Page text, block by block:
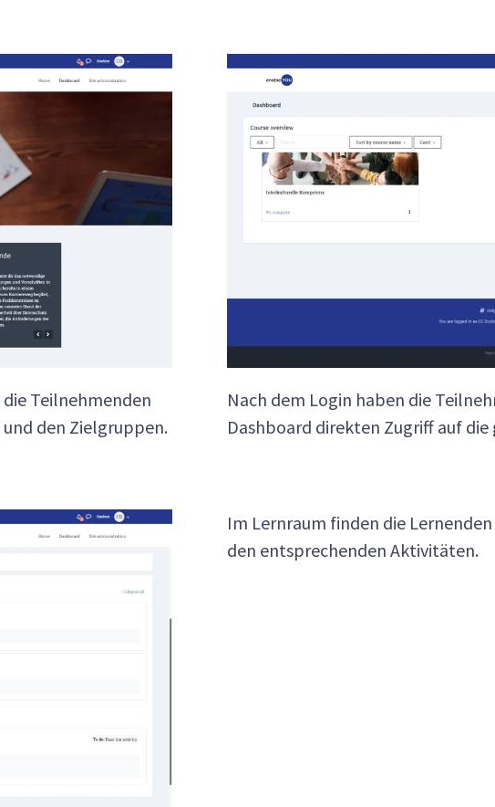
Teilnehmenden
den Zielgruppen.
Nach dem Login haben die
Dashboard direkten Zugriff auf die
Im Lernraum finden die
den entsprechenden Aktivitäten.